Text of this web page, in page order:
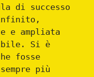
di successo
e ampliata
Si è
fosse
più